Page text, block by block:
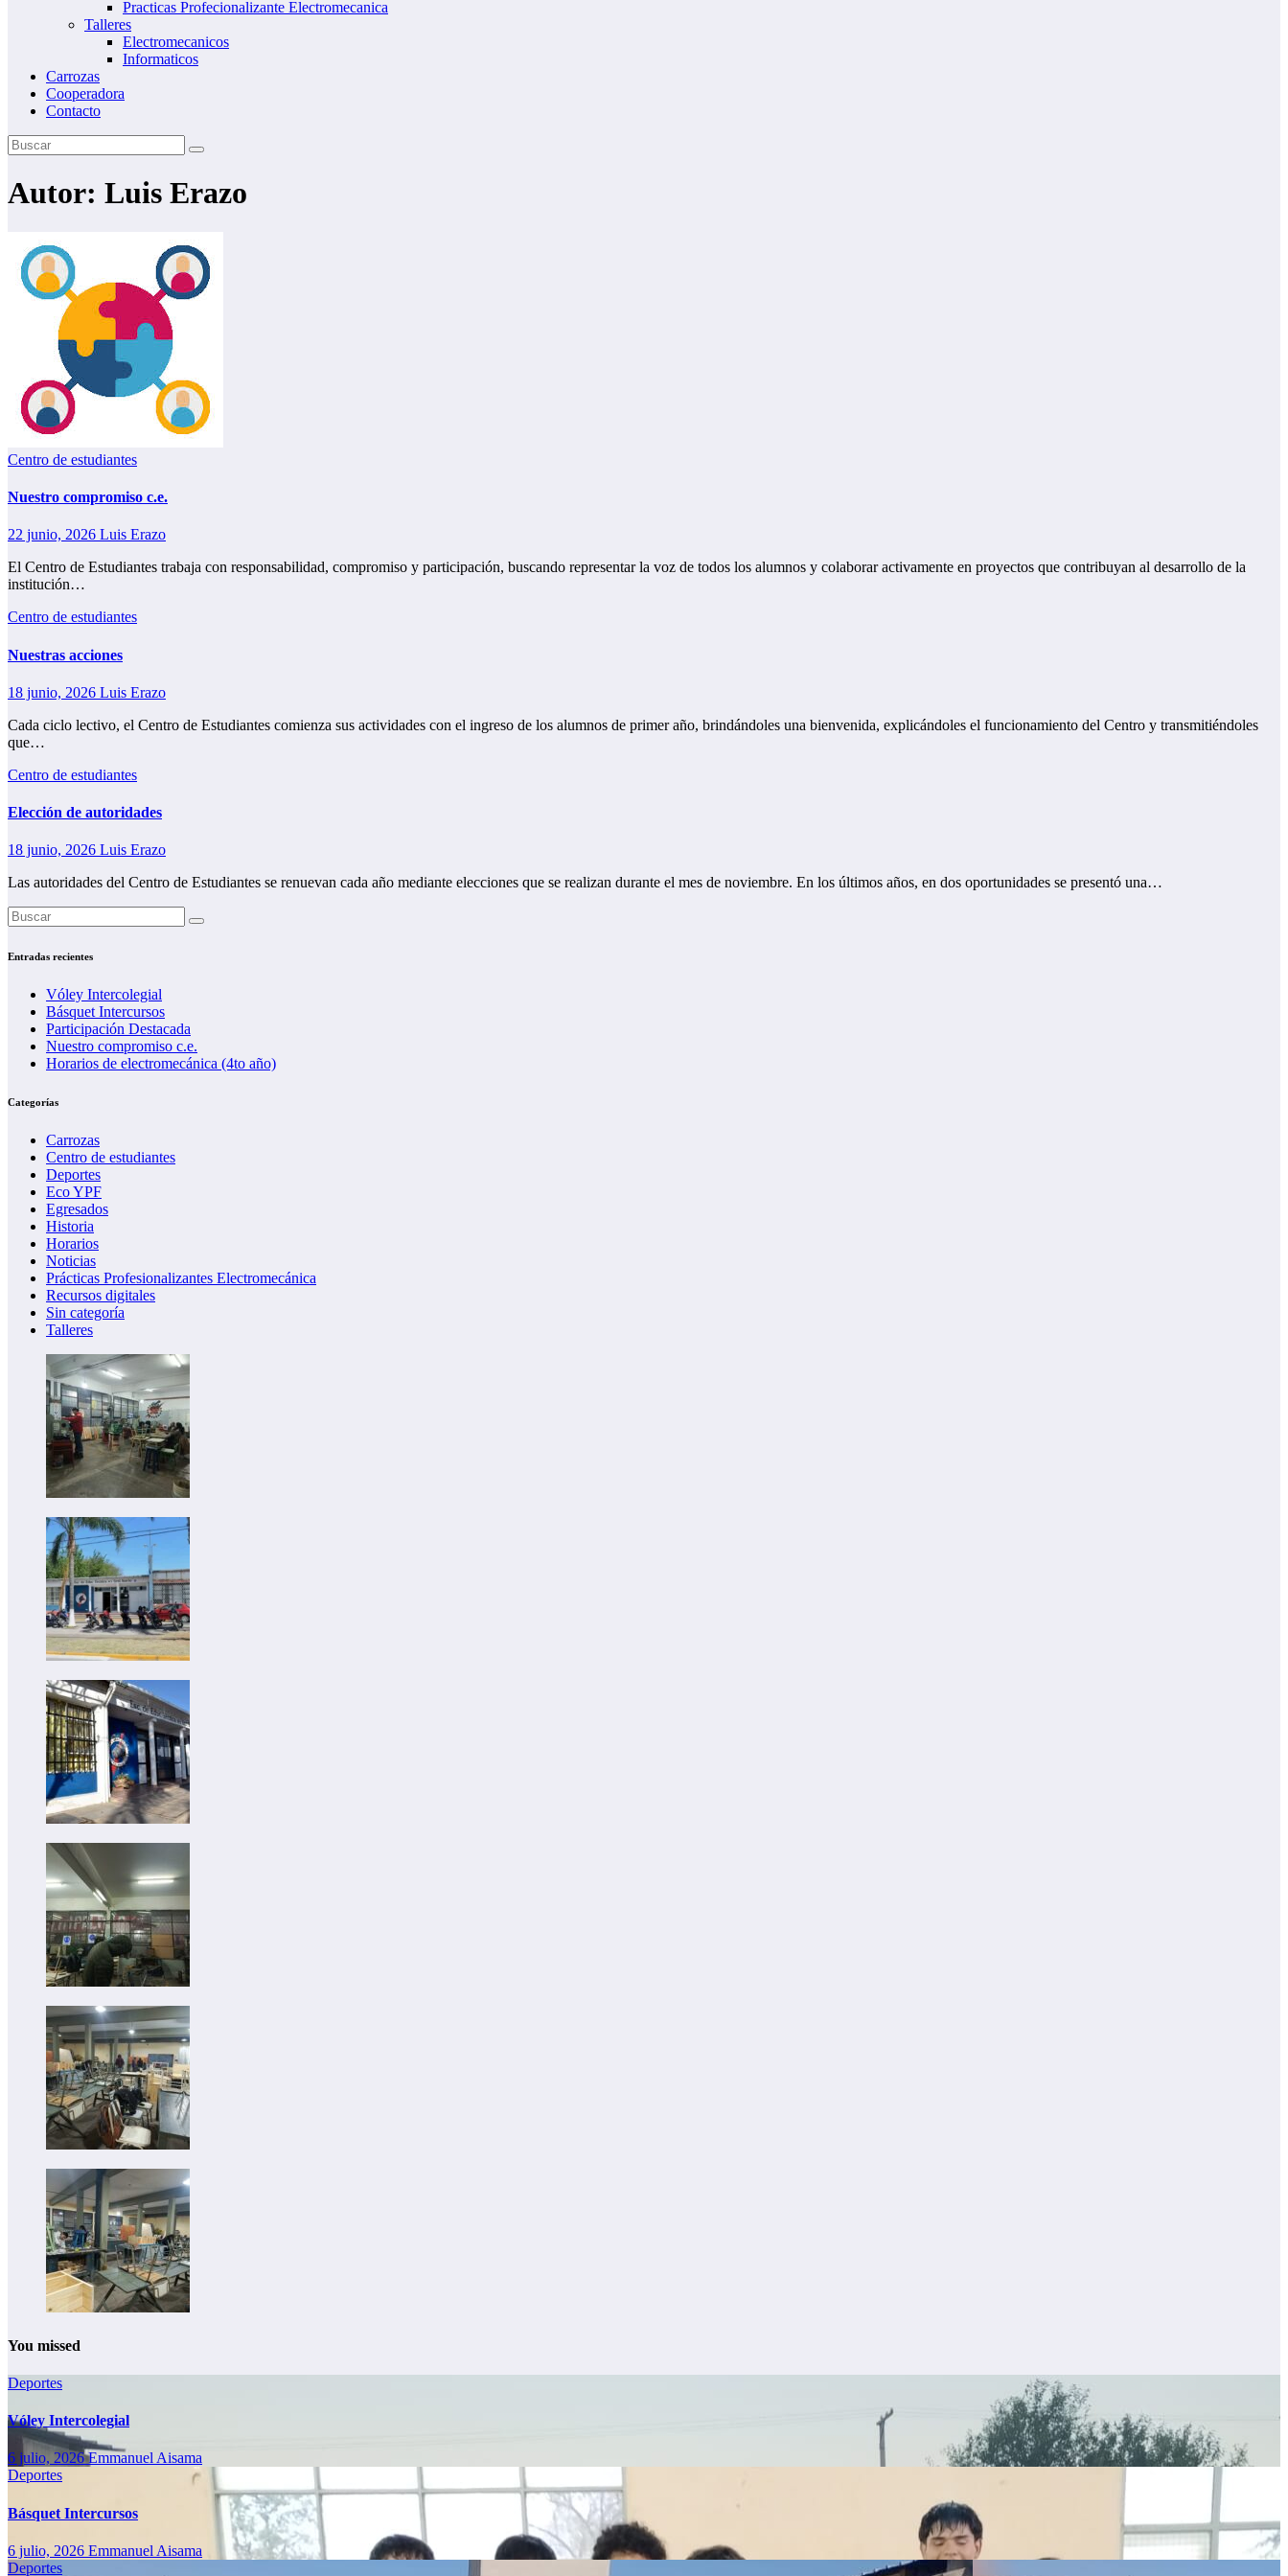
Practicas Profecionalizante Electromecanica
Talleres
Electromecanicos
Informaticos
Carrozas
Cooperadora
Contacto
Autor: Luis Erazo
Centro de estudiantes
Nuestro compromiso c.e.
22 junio, 2026 Luis Erazo
El Centro de Estudiantes trabaja con responsabilidad, compromiso y participación, buscando representar la voz de todos los alumnos y colaborar activamente en proyectos que contribuyan al desarrollo de la
institución…
Centro de estudiantes
Nuestras acciones
18 junio, 2026 Luis Erazo
Cada ciclo lectivo, el Centro de Estudiantes comienza sus actividades con el ingreso de los alumnos de primer año, brindándoles una bienvenida, explicándoles el funcionamiento del Centro y transmitiéndoles
que…
Centro de estudiantes
Elección de autoridades
18 junio, 2026 Luis Erazo
Las autoridades del Centro de Estudiantes se renuevan cada año mediante elecciones que se realizan durante el mes de noviembre. En los últimos años, en dos oportunidades se presentó una…
Entradas recientes
Vóley Intercolegial
Básquet Intercursos
Participación Destacada
Nuestro compromiso c.e.
Horarios de electromecánica (4to año)
Categorías
Carrozas
Centro de estudiantes
Deportes
Eco YPF
Egresados
Historia
Horarios
Noticias
Prácticas Profesionalizantes Electromecánica
Recursos digitales
Sin categoría
Talleres
You missed
Deportes
Vóley Intercolegial
6 julio, 2026Emmanuel Aisama
Deportes
Básquet Intercursos
6 julio, 2026 Emmanuel Aisama
Deportes